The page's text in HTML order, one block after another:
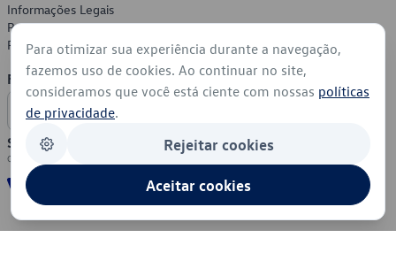
Informações Legais
Política de Privacidade
Política de Cookies
Formas de Pagamento
Segurança
Para otimizar sua experiência durante a navegação,
fazemos uso de cookies. Ao continuar no site,
consideramos que você está ciente com nossas políticas
de privacidade.
Rejeitar cookies
Aceitar cookies